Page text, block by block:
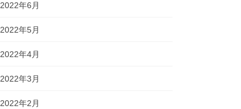
2022年6月
2022年5月
2022年4月
2022年3月
2022年2月